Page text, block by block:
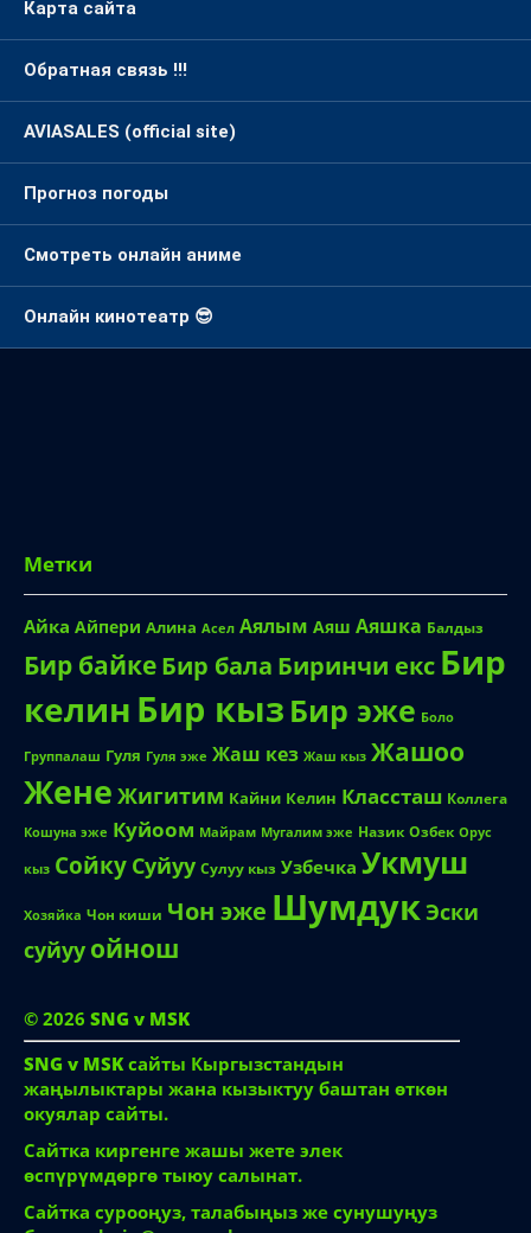
Карта сайта
Обратная связь !!!
AVIASALES (official site)
Прогноз погоды
Смотреть онлайн аниме
Онлайн кинотеатр 😎
Метки
Айка Айпери Алина Асел Аялым Аяш Аяшка Балдыз
Бир байкеБир бала Биринчи екс Бир
келин Бир кыз Бир эже Боло
Группалаш Гуля Гуля эже Жаш кез Жаш кыз Жашоо
Жене Жигитим Кайни Келин Классташ Коллега
Кошуна эже Куйоом Майрам Мугалим эже Назик Озбек Орус
кыз Сойку Суйуу Сулуу кыз Узбечка Укмуш
Хозяйка Чон киши Чон эже Шумдук Эски
суйуу ойнош
© 2026 SNG v MSK
SNG v MSK сайты Кыргызстандын
жаңылыктары жана кызыктуу баштан өткөн
окуялар сайты.
Сайтка киргенге жашы жете элек
өспүрүмдөргө тыюу салынат.
Сайтка сурооңуз, талабыңыз же сунушуңуз